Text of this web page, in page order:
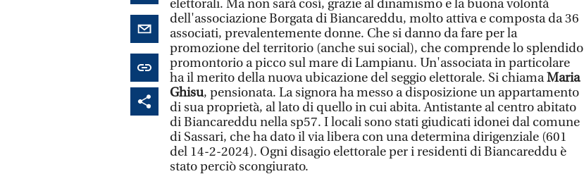
elettorali. Ma non sarà così, grazie al dinamismo e la buona volontà
dell'associazione Borgata di Biancareddu, molto attiva e composta da 36
associati, prevalentemente donne. Che si danno da fare per la
promozione del territorio (anche sui social), che comprende lo splendido
promontorio a picco sul mare di Lampianu. Un'associata in particolare
ha il merito della nuova ubicazione del seggio elettorale. Si chiamaMaria
Ghisu, pensionata. La signora ha messo a disposizione un appartamento
di sua proprietà, al lato di quello in cui abita. Antistante al centro abitato
di Biancareddu nella sp57. I locali sono stati giudicati idonei dal comune
di Sassari, che ha dato il via libera con una determina dirigenziale (601
del 14-2-2024). Ogni disagio elettorale per i residenti di Biancareddu è
stato perciò scongiurato.